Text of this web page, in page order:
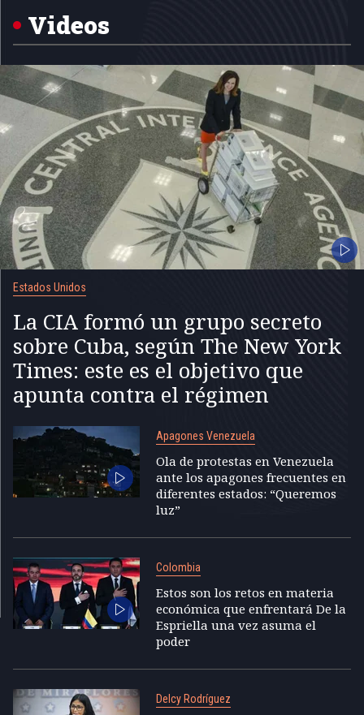
Videos
Estados Unidos
La CIA formó un grupo secreto
sobre Cuba, según The New York
Times: este es el objetivo que
apunta contra el régimen
Apagones Venezuela
Ola de protestas en Venezuela
ante los apagones frecuentes en
diferentes estados: “Queremos
luz”
Colombia
Estos son los retos en materia
económica que enfrentará De la
Espriella una vez asuma el
poder
Delcy Rodríguez